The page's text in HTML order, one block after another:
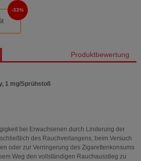
33%
Produktbewertung
1 mg/Sprühstoß
bei Erwachsenen durch Linderung der
des Rauchverlangens, beim Versuch
oder zur Verringerung des Zigarettenkonsums
Weg den vollständigen Rauchausstieg zu